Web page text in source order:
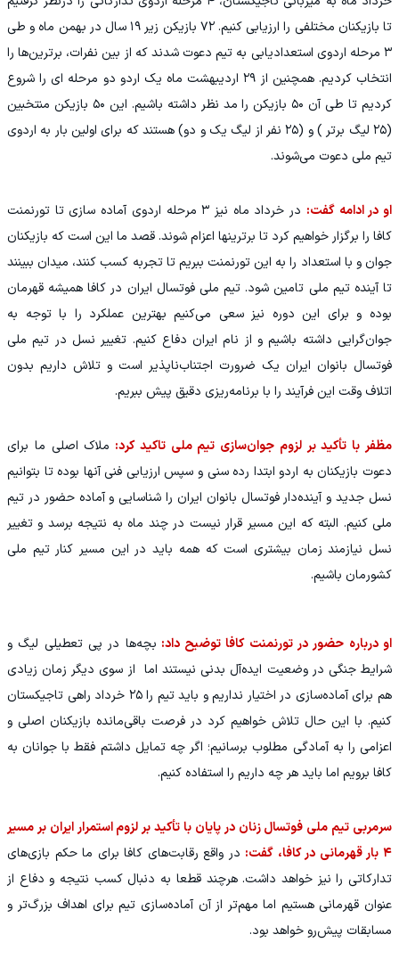
تا بازیکنان مختلفی را ارزیابی کنیم. ۷۲ بازیکن زیر ۱۹ سال در بهمن ماه و طی
۳ مرحله اردوی استعدادیابی به تیم دعوت شدند که از بین نفرات، برترین‌ها را
انتخاب کردیم. همچنین از ۲۹ اردیبهشت ماه یک اردو دو مرحله ای را شروع
کردیم تا طی آن ۵۰ بازیکن را مد نظر داشته باشیم. این ۵۰ بازیکن منتخبین
(۲۵ لیگ برتر ) و (۲۵ نفر از لیگ یک و دو) هستند که برای اولین بار به اردوی
تیم ملی دعوت می‌شوند.
او در ادامه گفت:
در خرداد ماه نیز ۳ مرحله اردوی آماده سازی تا تورنمنت
کافا را برگزار خواهیم کرد تا برترینها اعزام شوند. قصد ما این است که بازیکنان
جوان و با استعداد را به این تورنمنت ببریم تا تجربه کسب کنند، میدان ببینند
تا آینده تیم ملی تامین شود. تیم ملی فوتسال ایران در کافا همیشه قهرمان
بوده و برای این دوره نیز سعی می‌کنیم بهترین عملکرد را با توجه به
جوان‌گرایی داشته باشیم و از نام ایران دفاع کنیم. تغییر نسل در تیم ملی
فوتسال بانوان ایران یک ضرورت اجتناب‌ناپذیر است و تلاش داریم بدون
اتلاف وقت این فرآیند را با برنامه‌ریزی دقیق پیش ببریم.
مظفر با تأکید بر لزوم جوان‌سازی تیم ملی تاکید کرد: ملاک اصلی ما برای
دعوت بازیکنان به اردو ابتدا رده سنی و سپس ارزیابی فنی آنها بوده تا بتوانیم
نسل جدید و آینده‌دار فوتسال بانوان ایران را شناسایی و آماده حضور در تیم
ملی کنیم. البته که این مسیر قرار نیست در چند ماه به نتیجه برسد و تغییر
نسل نیازمند زمان بیشتری است که همه باید در این مسیر کنار تیم ملی
کشورمان باشیم.
او درباره حضور در تورنمنت کافا توضیح داد: بچه‌ها در پی تعطیلی لیگ و
شرایط جنگی در وضعیت ایده‌آل بدنی نیستند اما از سوی دیگر زمان زیادی
هم برای آماده‌سازی در اختیار نداریم و باید تیم را ۲۵ خرداد راهی تاجیکستان
کنیم. با این حال تلاش خواهیم کرد در فرصت باقی‌مانده بازیکنان اصلی و
اعزامی را به آمادگی مطلوب برسانیم؛ اگر چه تمایل داشتم فقط با جوانان به
کافا برویم اما باید هر چه داریم را استفاده کنیم.
سرمربی تیم ملی فوتسال زنان در پایان با تأکید بر لزوم استمرار ایران بر مسیر
۴ بار قهرمانی در کافا، گفت:
در واقع رقابت‌های کافا برای ما حکم بازی‌های
تدارکاتی را نیز خواهد داشت. هرچند قطعا به دنبال کسب نتیجه و دفاع از
عنوان قهرمانی هستیم اما مهم‌تر از آن آماده‌سازی تیم برای اهداف بزرگ‌تر و
مسابقات پیش‌رو خواهد بود.